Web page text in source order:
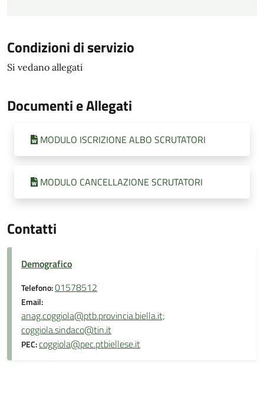
Condizioni di servizio
Si vedano allegati
Documenti e Allegati
MODULO ISCRIZIONE ALBO SCRUTATORI
MODULO CANCELLAZIONE SCRUTATORI
Contatti
Demografico
Telefono:01578512
Email:
anag.coggiola@ptb.provincia.biella.it;
coggiola.sindaco@tin.it
PEC:coggiola@pec.ptbiellese.it